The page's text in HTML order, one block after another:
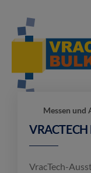
Messen und
VracTech-